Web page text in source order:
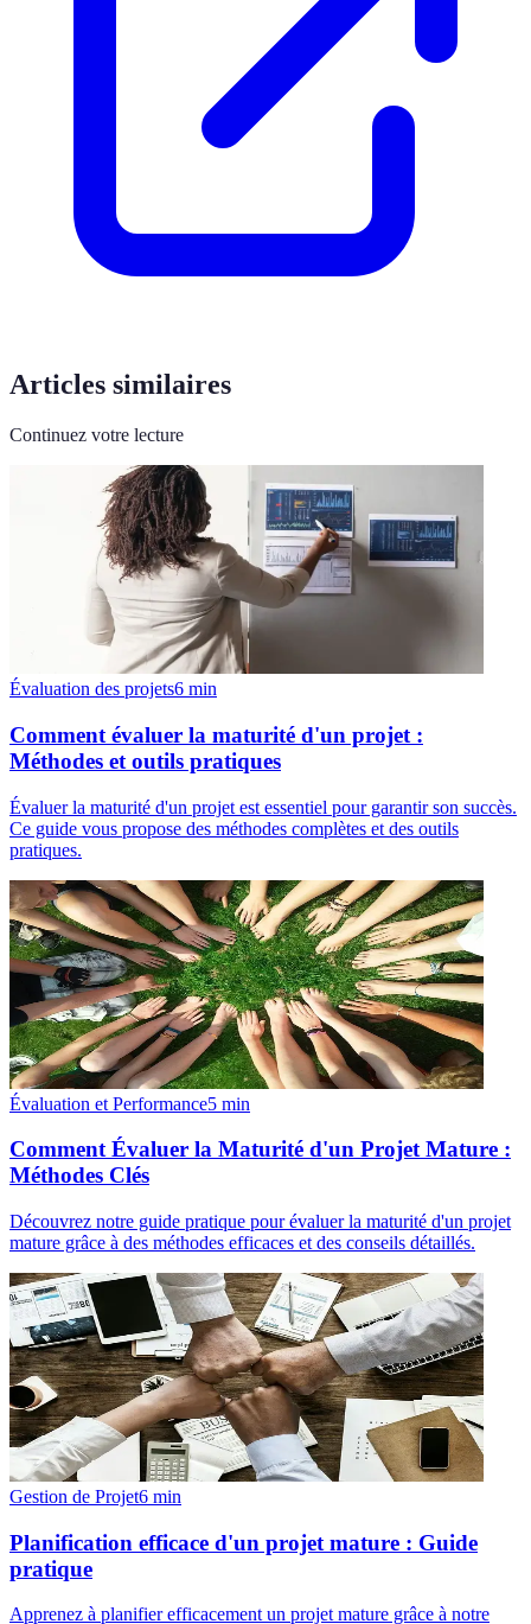
Articles similaires
Continuez votre lecture
Évaluation des projets6 min
Comment évaluer la maturité d'un projet :
Méthodes et outils pratiques
Évaluer la maturité d'un projet est essentiel pour garantir son succès.
Ce guide vous propose des méthodes complètes et des outils
pratiques.
Évaluation et Performance5 min
Comment Évaluer la Maturité d'un Projet Mature :
Méthodes Clés
Découvrez notre guide pratique pour évaluer la maturité d'un projet
mature grâce à des méthodes efficaces et des conseils détaillés.
Gestion de Projet6 min
Planification efficace d'un projet mature : Guide
pratique
Apprenez à planifier efficacement un projet mature grâce à notre